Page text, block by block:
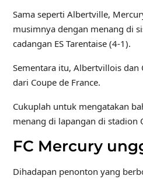
Sama seperti Albertville,
musimnya dengan menang di
cadangan ES Tarentaise (4-1).
Sementara itu, Albertvillois dan
dari Coupe de France.
Cukuplah untuk mengatakan
menang di lapangan di stadion
FC Mercury
Dihadapan penonton yang